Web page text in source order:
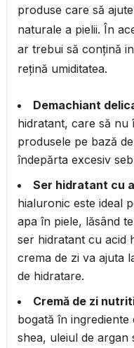
produse care să
naturale a pielii. În
ar trebui să conțină
rețină umiditatea.
Demachiant
hidratant, care să nu
produsele pe bază
îndepărta excesiv
Ser hidratant cu
hialuronic este ideal
apa în piele, lăsând
ser hidratant cu acid
crema de zi va ajuta
de hidratare.
Cremă de zi
bogată în
shea, uleiul de argan